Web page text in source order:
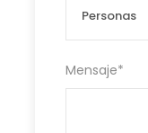
Mensaje*